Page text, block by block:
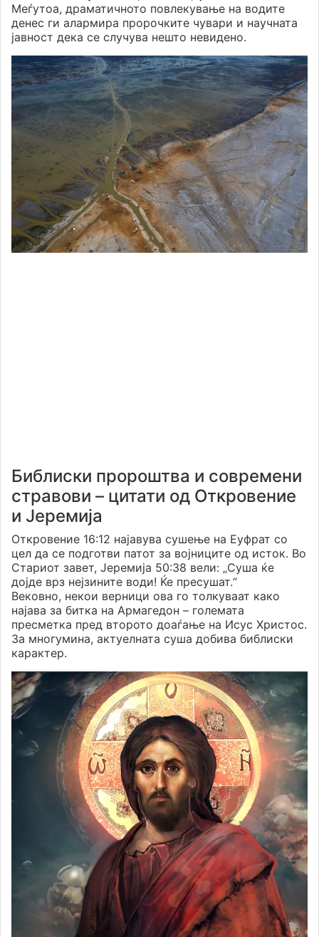
Меѓутоа, драматичното повлекување на водите
денес ги алармира пророчките чувари и научната
јавност дека се случува нешто невидено.
Библиски пророштва и современи
стравови – цитати од Откровение
и Јеремија
Откровение 16:12 најавува сушење на Еуфрат со
цел да се подготви патот за војниците од исток. Во
Стариот завет, Јеремија 50:38 вели: „Суша ќе
дојде врз нејзините води! Ќе пресушат.“
Вековно, некои верници ова го толкуваат како
најава за битка на Армагедон – големата
пресметка пред второто доаѓање на Исус Христос.
За многумина, актуелната суша добива библиски
карактер.